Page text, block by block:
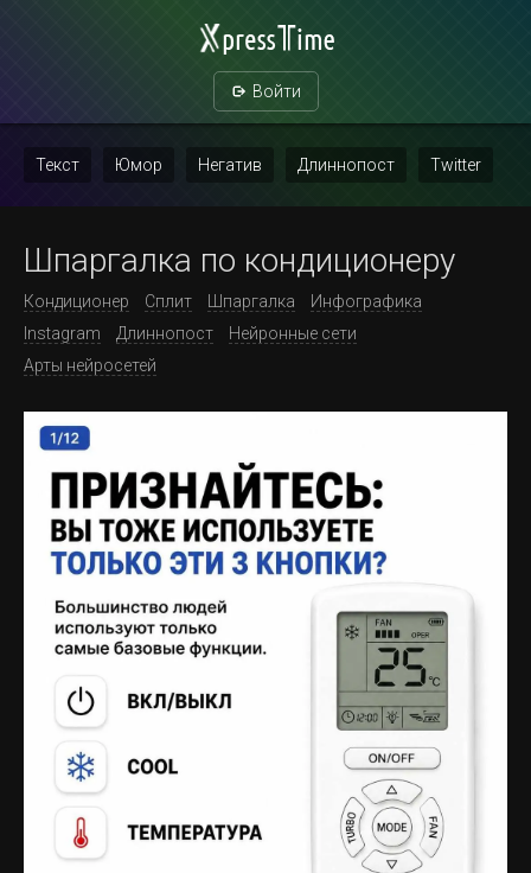
Войти
Текст Юмор Негатив Длиннопост Twitter
Повтор
Шпаргалка по кондиционеру
Кондиционер Сплит Шпаргалка
Инфографика
Instagram
Длиннопост
Нейронные сети
Арты нейросетей